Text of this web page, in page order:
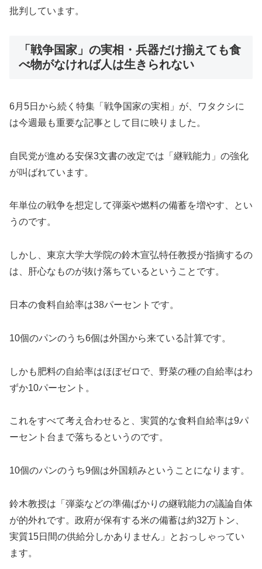
批判しています。
「戦争国家」の実相・兵器だけ揃えても食
べ物がなければ人は生きられない
6月5日から続く特集「戦争国家の実相」が、ワタクシに
は今週最も重要な記事として目に映りました。
自民党が進める安保3文書の改定では「継戦能力」の強化
が叫ばれています。
年単位の戦争を想定して弾薬や燃料の備蓄を増やす、とい
うのです。
しかし、東京大学大学院の鈴木宣弘特任教授が指摘するの
は、肝心なものが抜け落ちているということです。
日本の食料自給率は38パーセントです。
10個のパンのうち6個は外国から来ている計算です。
しかも肥料の自給率はほぼゼロで、野菜の種の自給率はわ
ずか10パーセント。
これをすべて考え合わせると、実質的な食料自給率は9パ
ーセント台まで落ちるというのです。
10個のパンのうち9個は外国頼みということになります。
鈴木教授は「弾薬などの準備ばかりの継戦能力の議論自体
が的外れです。政府が保有する米の備蓄は約32万トン、
実質15日間の供給分しかありません」とおっしゃってい
ます。